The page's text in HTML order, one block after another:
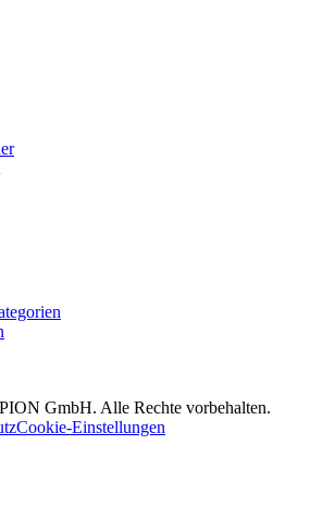
GmbH. Alle Rechte vorbehalten.
Cookie-Einstellungen